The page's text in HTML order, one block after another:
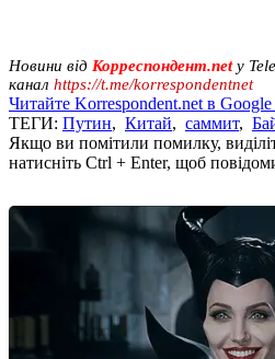
Новини від Корреспондент.netу
канал https://t.me/korrespondentnet
Читайте Korrespondent.net в
ТЕГИ: Путин, Китай, саммит,
Якщо ви помітили помилку,
натисніть Ctrl + Enter, щоб